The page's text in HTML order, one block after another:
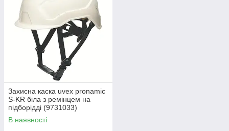
Захисна каска uvex pronamic
S-KR біла з ремінцем на
підборідді (9731033)
В наявності